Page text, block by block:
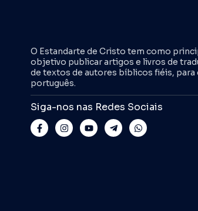
O Estandarte de Cristo tem como
objetivo publicar artigos e livros de
de textos de autores bíblicos fiéis, para
português.
Siga-nos nas Redes Sociais